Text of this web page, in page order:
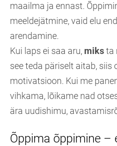
maailma ja ennast.
meeldejätmine, vaid elu
arendamine.
Kui laps ei saa aru, miksta
see teda päriselt aitab, siis
motivatsioon. Kui me
vihkama, lõikame nad
ära uudishimu,
Õppima õppimine –